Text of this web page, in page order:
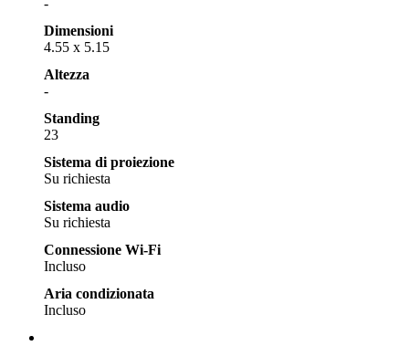
-
Dimensioni
4.55 x 5.15
Altezza
-
Standing
23
Sistema di proiezione
Su richiesta
Sistema audio
Su richiesta
Connessione Wi-Fi
Incluso
Aria condizionata
Incluso